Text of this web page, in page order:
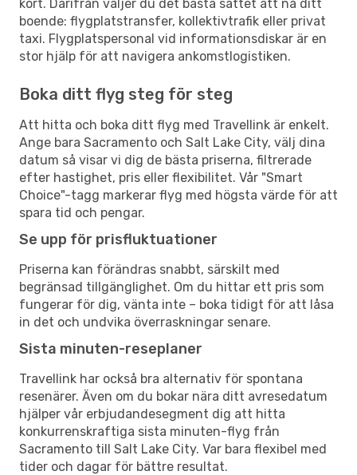
kort. Därifrån väljer du det bästa sättet att nå ditt
boende: flygplatstransfer, kollektivtrafik eller privat
taxi. Flygplatspersonal vid informationsdiskar är en
stor hjälp för att navigera ankomstlogistiken.
Boka ditt flyg steg för steg
Att hitta och boka ditt flyg med Travellink är enkelt.
Ange bara Sacramento och Salt Lake City, välj dina
datum så visar vi dig de bästa priserna, filtrerade
efter hastighet, pris eller flexibilitet. Vår "Smart
Choice"-tagg markerar flyg med högsta värde för att
spara tid och pengar.
Se upp för prisfluktuationer
Priserna kan förändras snabbt, särskilt med
begränsad tillgänglighet. Om du hittar ett pris som
fungerar för dig, vänta inte – boka tidigt för att låsa
in det och undvika överraskningar senare.
Sista minuten-reseplaner
Travellink har också bra alternativ för spontana
resenärer. Även om du bokar nära ditt avresedatum
hjälper vår erbjudandesegment dig att hitta
konkurrenskraftiga sista minuten-flyg från
Sacramento till Salt Lake City. Var bara flexibel med
tider och dagar för bättre resultat.